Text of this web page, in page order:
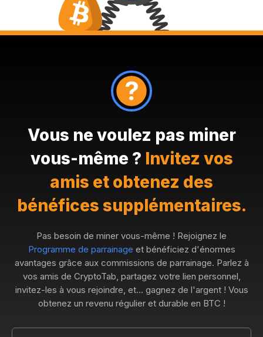
Vous ne voulez pas miner
vous-même ? Invitez vos
amis et obtenez des
bénéfices supplémentaires.
Pas besoin de miner vous-même ! Rejoignez le
Programme de parrainage et bénéficiez d'énormes
avantages grâce aux commissions de parrainage. Parlez à
vos amis de CryptoTab, partagez votre lien personnel,
invitez-les à vous rejoindre, et… gagnez de l'argent ! Vous
obtenez un revenu régulier et durable en BTC !